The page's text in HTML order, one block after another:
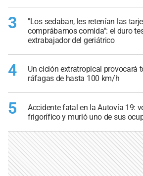
3
"Los sedaban, les retenían las
comprábamos comida": el duro
extrabajador del geriátrico
4
Un ciclón extratropical provocará
ráfagas de hasta 100 km/h
5
Accidente fatal en la Autovía 19:
frigorífico y murió uno de sus